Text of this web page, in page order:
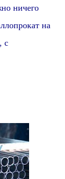
ничего
на
с